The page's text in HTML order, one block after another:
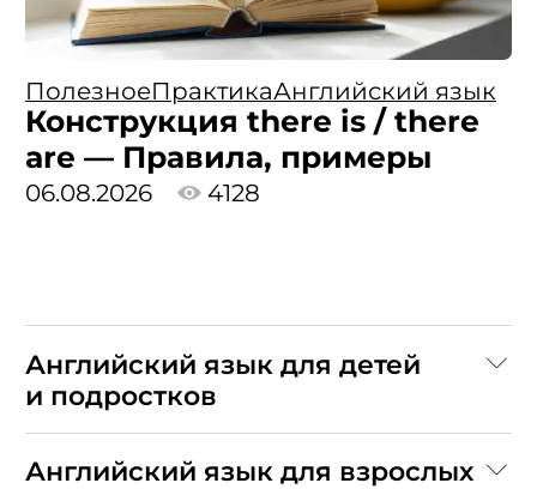
ПолезноеПрактикаАнглийский язык
Конструкция there is / there
are — Правила, примеры
06.08.2026 4128
Английский язык для детей
и подростков
Английский язык для взрослых